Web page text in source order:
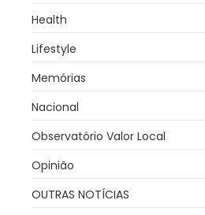
Health
Lifestyle
Memórias
Nacional
Observatório Valor Local
Opinião
OUTRAS NOTÍCIAS